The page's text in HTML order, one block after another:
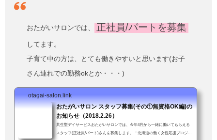
おたがいサロンでは、 正社員/パートを募集
してます。
子育て中の方は、とても働きやすいと思います(お子
さん連れでの勤務okとか・・・)
otagai-salon.link
おたがいサロン スタッフ募集(その①無資格OK編)の
お知らせ（2018.2.26）
共生型デイサービスおたがいサロンでは、今年4月から一緒に働いてもらえる
スタッフ(正社員/パート)さんを募集します。「北海道の働く女性応援プロジェ